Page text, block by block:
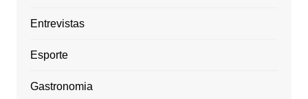
Entrevistas
Esporte
Gastronomia